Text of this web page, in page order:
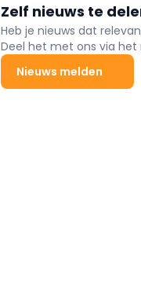
Zelf nieuws te
Heb je nieuws dat
Deel het met ons via
Nieuws melden